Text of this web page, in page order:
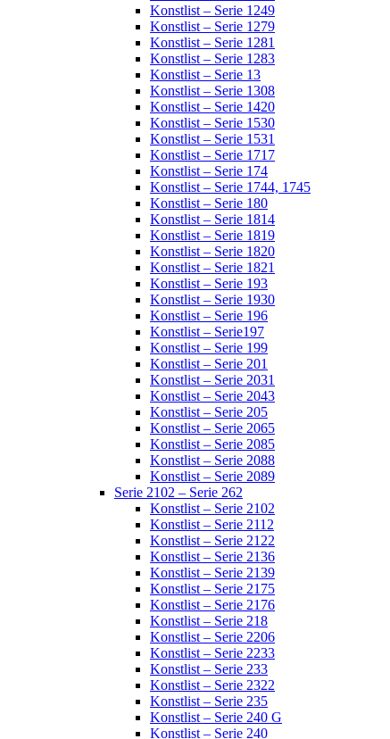
Konstlist – Serie 1249
Konstlist – Serie 1279
Konstlist – Serie 1281
Konstlist – Serie 1283
Konstlist – Serie 13
Konstlist – Serie 1308
Konstlist – Serie 1420
Konstlist – Serie 1530
Konstlist – Serie 1531
Konstlist – Serie 1717
Konstlist – Serie 174
Konstlist – Serie 1744, 1745
Konstlist – Serie 180
Konstlist – Serie 1814
Konstlist – Serie 1819
Konstlist – Serie 1820
Konstlist – Serie 1821
Konstlist – Serie 193
Konstlist – Serie 1930
Konstlist – Serie 196
Konstlist – Serie197
Konstlist – Serie 199
Konstlist – Serie 201
Konstlist – Serie 2031
Konstlist – Serie 2043
Konstlist – Serie 205
Konstlist – Serie 2065
Konstlist – Serie 2085
Konstlist – Serie 2088
Konstlist – Serie 2089
Serie 2102 – Serie 262
Konstlist – Serie 2102
Konstlist – Serie 2112
Konstlist – Serie 2122
Konstlist – Serie 2136
Konstlist – Serie 2139
Konstlist – Serie 2175
Konstlist – Serie 2176
Konstlist – Serie 218
Konstlist – Serie 2206
Konstlist – Serie 2233
Konstlist – Serie 233
Konstlist – Serie 2322
Konstlist – Serie 235
Konstlist – Serie 240 G
Konstlist – Serie 240